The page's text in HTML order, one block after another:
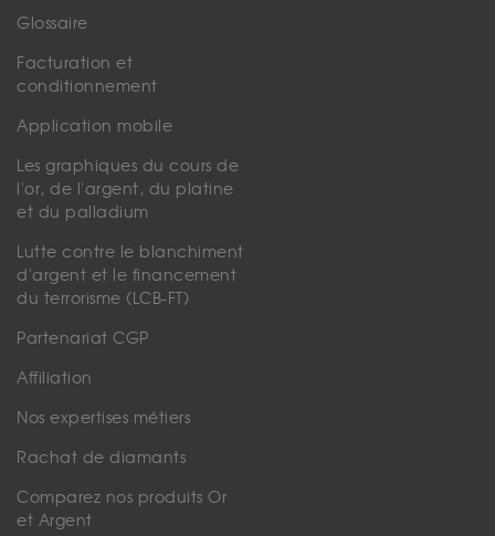
Glossaire
Facturation et
conditionnement
Application mobile
Les graphiques du cours de
l'or, de l'argent, du platine
et du palladium
Lutte contre le blanchiment
d'argent et le financement
du terrorisme (LCB-FT)
Partenariat CGP
Affiliation
Nos expertises métiers
Rachat de diamants
Comparez nos produits Or
et Argent